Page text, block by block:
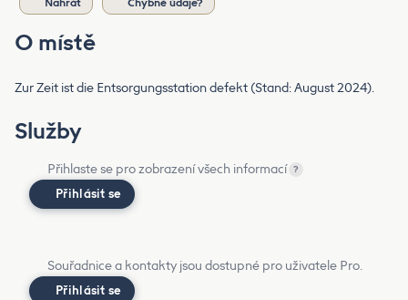
O místě
Zur Zeit ist die Entsorgungsstation defekt (Stand: August 2024).
Služby
Přihlaste se pro zobrazení všech informací ?
Přihlásit se
Souřadnice a kontakty jsou dostupné pro uživatele Pro.
Přihlásit se